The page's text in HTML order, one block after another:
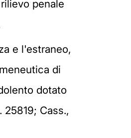
penale
e l'estraneo,
di
dotato
Cass.,